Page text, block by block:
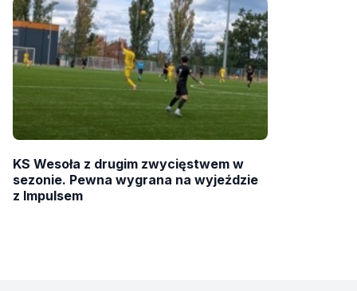
KS Wesoła z drugim zwycięstwem w
sezonie. Pewna wygrana na wyjeździe
z Impulsem